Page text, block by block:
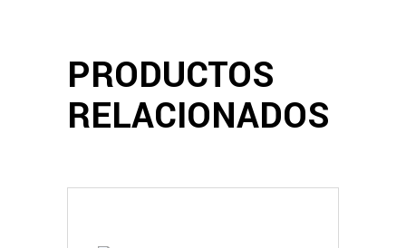
PRODUCTOS
RELACIONADOS